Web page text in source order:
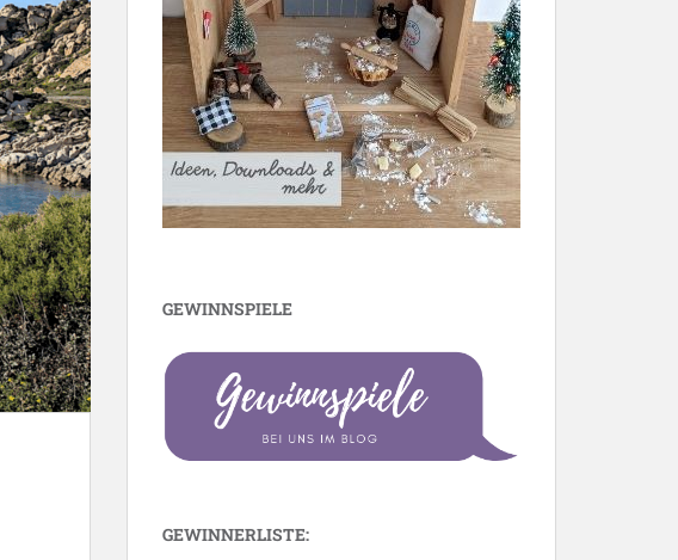
GEWINNSPIELE
GEWINNERLISTE: